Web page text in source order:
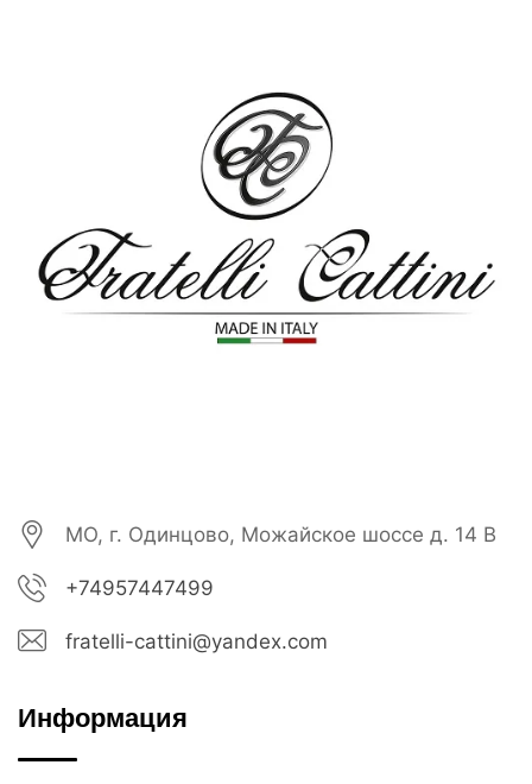
МО, г. Одинцово, Можайское шоссе д. 14 В
+74957447499
fratelli-cattini@yandex.com
Информация